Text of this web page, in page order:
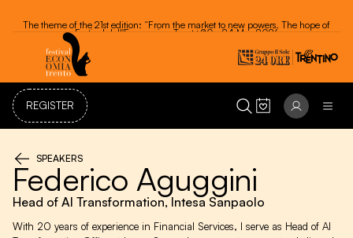
REGISTER
SPEAKERS
Federico Aguggini
Head of AI Transformation, Intesa Sanpaolo
With 20 years of experience in Financial Services, I serve as Head of AI